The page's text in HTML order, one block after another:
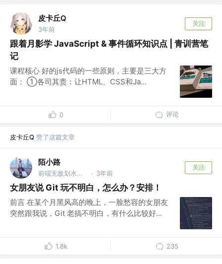
皮卡丘Q
3年前
关注
跟着月影学 JavaScript & 事件循环知识点 | 青训营笔
记
课程核心 好的js代码的一些原则，主要是三大方
面： ①各司其责：让HTML、CSS和Ja...
0 评论
皮卡丘Q 赞了这篇文章
陌小路
前端无敌划水怪 @淘宝 · 3年前
关注
女朋友说 Git 玩不明白，怎么办？安排！
前言 在某个月黑风高的晚上，一脸愁容的女朋友
突然跟我说，Git 老搞不明白，有什么比较好...
1.8k 235